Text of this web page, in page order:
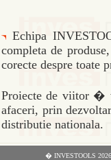
Echipa
completa de
corecte despre toate
Proiecte de viitor �
afaceri, prin
distributie nationala.
� INVESTOOLS 2026